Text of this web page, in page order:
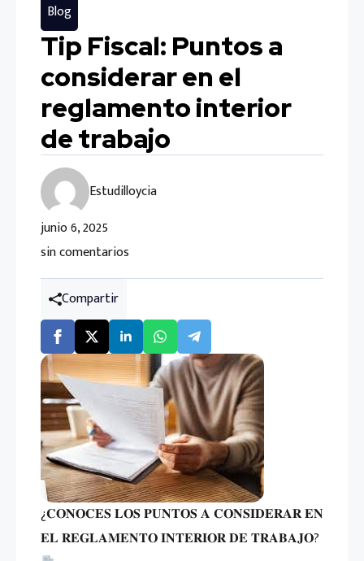
Blog
Tip Fiscal: Puntos a
considerar en el
reglamento interior
de trabajo
Estudilloycia
junio 6, 2025
sin comentarios
Compartir
¿𝐂𝐎𝐍𝐎𝐂𝐄𝐒 𝐋𝐎𝐒 𝐏𝐔𝐍𝐓𝐎𝐒 𝐀 𝐂𝐎𝐍𝐒𝐈𝐃𝐄𝐑𝐀𝐑 𝐄𝐍
𝐄𝐋 𝐑𝐄𝐆𝐋𝐀𝐌𝐄𝐍𝐓𝐎 𝐈𝐍𝐓𝐄𝐑𝐈𝐎𝐑 𝐃𝐄 𝐓𝐑𝐀𝐁𝐀𝐉𝐎?